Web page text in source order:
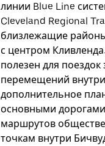
линии Blue Line
Cleveland Regional
близлежащие
с центром
полезен для
перемещений
дополнительное
основными
маршрутов
точкам внутри